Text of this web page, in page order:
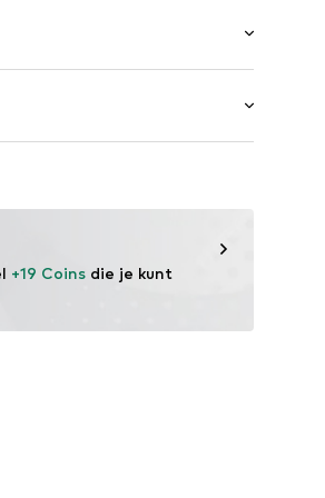
(Nylon®), 2% Elasthaan
+19 Coins die je kunt